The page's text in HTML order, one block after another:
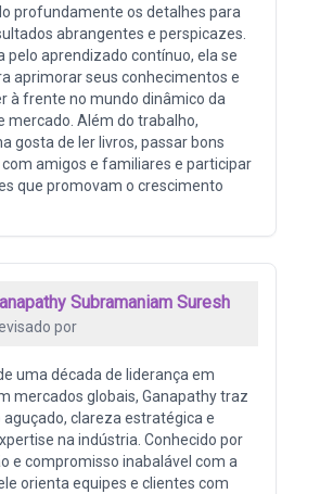
profundamente os detalhes para
abrangentes e perspicazes.
pelo aprendizado contínuo, ela se
aprimorar seus conhecimentos e
à frente no mundo dinâmico da
mercado. Além do trabalho,
gosta de ler livros, passar bons
amigos e familiares e participar
que promovam o crescimento
Subramaniam Suresh
por
uma década de liderança em
mercados globais, Ganapathy traz
clareza estratégica e
na indústria. Conhecido por
e compromisso inabalável com a
orienta equipes e clientes com